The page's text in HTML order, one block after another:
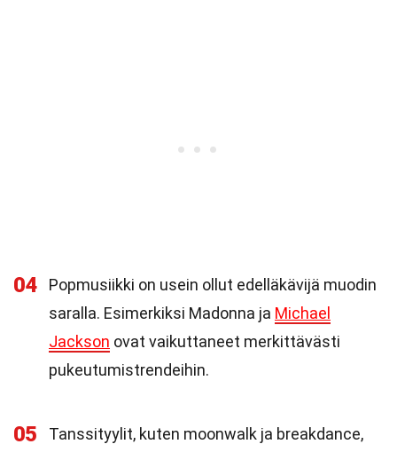
04
Popmusiikki on usein ollut edelläkävijä muodin
saralla. Esimerkiksi Madonna ja Michael
Jackson ovat vaikuttaneet merkittävästi
pukeutumistrendeihin.
05
Tanssityylit, kuten moonwalk ja breakdance,